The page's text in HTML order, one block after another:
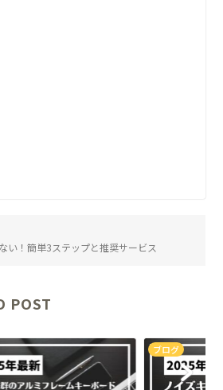
い！簡単3ステップと推奨サービス
POST
ブログ